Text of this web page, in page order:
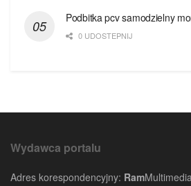
Podbitka pcv samodzielny
0 UDOSTEPNIJ
Wydawca portalu
Adres korespondencyjny: Ram